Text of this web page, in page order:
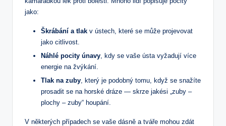
jako:
Škrábání a tlak v ústech, které se může projevovat
jako citlivost.
Náhlé pocity únavy , kdy se vaše ústa vyžadují více
energie na žvýkání.
Tlak na zuby , který je podobný tomu, když se snažíte
prosadit se na horské dráze — skrze jakési „zuby –
plochy – zuby“ houpání.
V některých případech se vaše dásně a tváře mohou zdát